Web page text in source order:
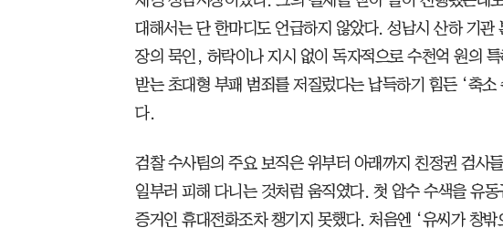
대해서는 단 한마디도 언급하지 않았다. 성남시 산하 기관
장의 묵인, 허락이나 지시 없이 독자적으로 수천억 원의
받는 초대형 부패 범죄를 저질렀다는 납득하기 힘든 ‘축
다.
검찰 수사팀의 주요 보직은 위부터 아래까지 친정권 검사
일부러 피해 다니는 것처럼 움직였다. 첫 압수 수색을 유
증거인 휴대전화조차 챙기지 못했다. 처음엔 ‘유씨가 창